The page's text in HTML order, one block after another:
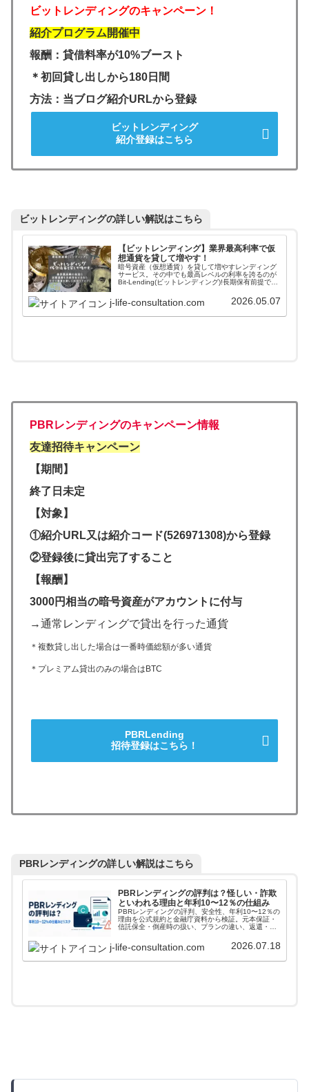
ビットレンディングのキャンペーン！
紹介プログラム開催中
報酬：貸借料率が10%ブースト
＊初回貸し出しから180日間
方法：当ブログ紹介URLから登録
ビットレンディング
紹介登録はこちら
ビットレンディングの詳しい解説はこちら
【ビットレンディング】業界最高利率で仮
想通貨を貸して増やす！
暗号資産（仮想通貨）を貸して増やすレンディング
サービス。その中でも最高レベルの利率を誇るのが
Bit-Lending(ビットレンディング)!長期保有前提で暗
門サービスで資産を貸し出して利回りをアップさせ
ましょう！
j-life-consultation.com 2026.05.07
PBRレンディングのキャンペーン情報
友達招待キャンペーン
【期間】
終了日未定
【対象】
①紹介URL又は紹介コード(526971308)から登録
②登録後に貸出完了すること
【報酬】
3000円相当の暗号資産がアカウントに付与
→通常レンディングで貸出を行った通貨
＊複数貸し出した場合は一番時価総額が多い通貨
＊プレミアム貸出のみの場合はBTC
PBRLending
招待登録はこちら！
PBRレンディングの詳しい解説はこちら
PBRレンディングの評判は？怪しい・詐欺
といわれる理由と年利10〜12％の仕組み
PBRレンディングの評判、安全性、年利10〜12％の
理由を公式規約と金融庁資料から検証。元本保証・
信託保全・倒産時の扱い、プランの違い、返還・送
j-life-consultation.com 2026.07.18